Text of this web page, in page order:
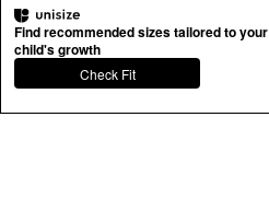
Find recommended sizes tailored to your
child's growth
Check Fit